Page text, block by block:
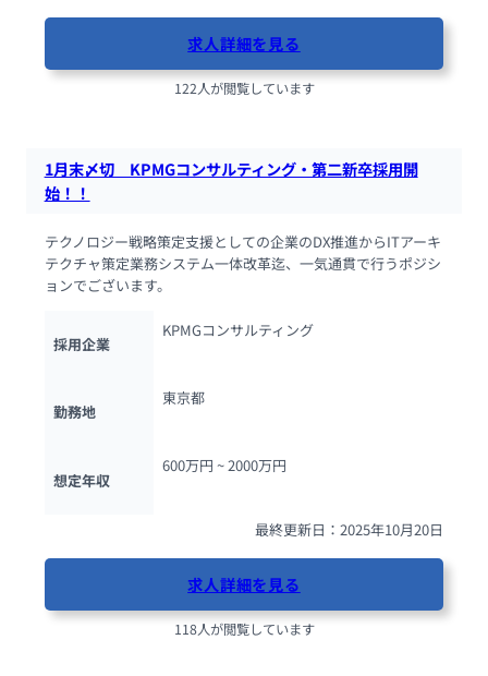
求人詳細を見る
122人が閲覧しています
1月末〆切　KPMGコンサルティング・第二新卒採用開
始！！
テクノロジー戦略策定支援としての企業のDX推進からITアーキ
テクチャ策定業務システム一体改革迄、一気通貫で行うポジシ
ョンでございます。
採用企業
KPMGコンサルティング
勤務地
東京都
想定年収
600万円 ~ 2000万円
最終更新日：2025年10月20日
求人詳細を見る
118人が閲覧しています